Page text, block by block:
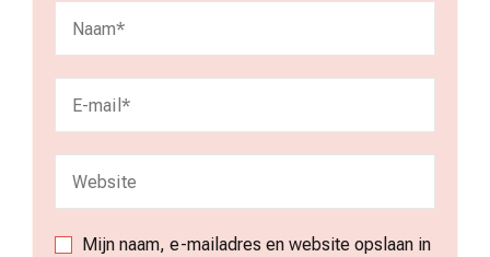
Mijn naam, e-mailadres en website opslaan in